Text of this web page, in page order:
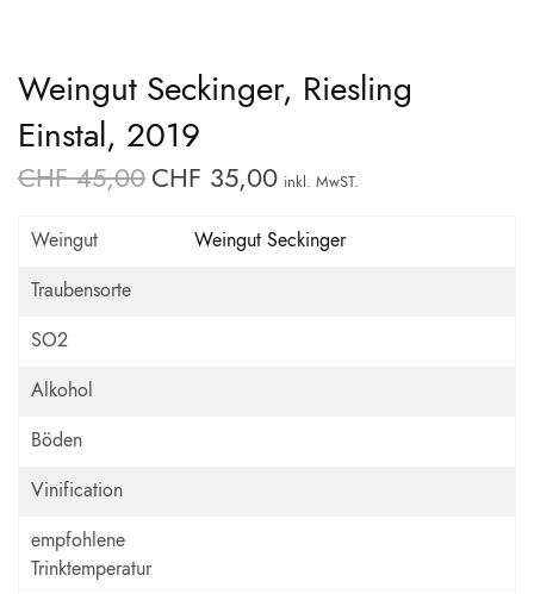
Weingut Seckinger, Riesling
Einstal, 2019
CHF45,00 Ursprünglicher
CHF 45,00
CHF 35,00Aktueller
CHF 35,00.
inkl. MwST.
Weingut
Weingut Seckinger
Traubensorte
SO2
Alkohol
Böden
Vinification
empfohlene
Trinktemperatur